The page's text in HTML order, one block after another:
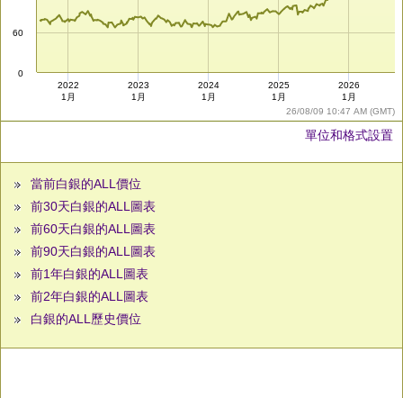
26/08/09 10:47 AM (GMT)
0
60
2022
1月
2023
1月
2024
1月
2025
1月
2026
1月
單位和格式設置
當前白銀的ALL價位
前30天白銀的ALL圖表
前60天白銀的ALL圖表
前90天白銀的ALL圖表
前1年白銀的ALL圖表
前2年白銀的ALL圖表
白銀的ALL歷史價位